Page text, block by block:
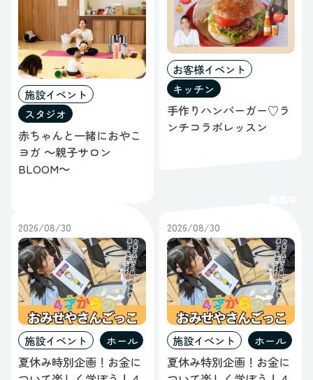
施設イベント
スタジオ
赤ちゃんと一緒におやこ
ヨガ ～親子サロン
BLOOM～
お客様イベント
キッチン
手作りハンバーガー♡ラ
ンチコラボレッスン
2026/08/30
施設イベント ホール
夏休み時別企画！お金に
2026/08/30
施設イベント ホール
夏休み特別企画！お金に